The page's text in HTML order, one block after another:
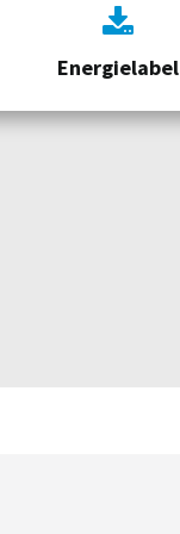
Energielabel